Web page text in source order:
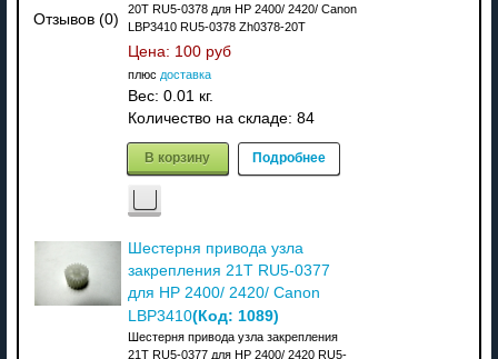
Отзывов (0)
20T RU5-0378 для HP 2400/ 2420/ Canon
LBP3410 RU5-0378 Zh0378-20T
Цена: 100 руб
плюс доставка
Вес: 0.01 кг.
Количество на складе: 84
В корзину Подробнее
Шестерня привода узла
закрепления 21T RU5-0377
для HP 2400/ 2420/ Canon
LBP3410(Код: 1089)
Шестерня привода узла закрепления
21T RU5-0377 для HP 2400/ 2420 RU5-